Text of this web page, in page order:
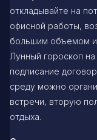
откладывайте на
офисной работы,
большим объемом
Лунный гороскоп
подписание
среду можно
встречи, вторую
отдыха.